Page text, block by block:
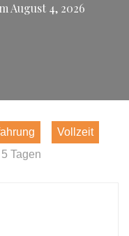
August 4, 2026
Vollzeit
Tagen